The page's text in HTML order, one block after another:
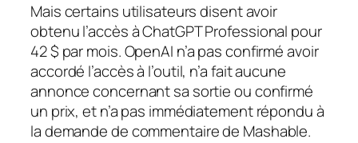
Mais certains utilisateurs disent avoir
obtenu l’accès à ChatGPT Professional pour
42 $ par mois. OpenAI n’a pas confirmé avoir
accordé l’accès à l’outil, n’a fait aucune
annonce concernant sa sortie ou confirmé
un prix, et n’a pas immédiatement répondu à
la demande de commentaire de Mashable.